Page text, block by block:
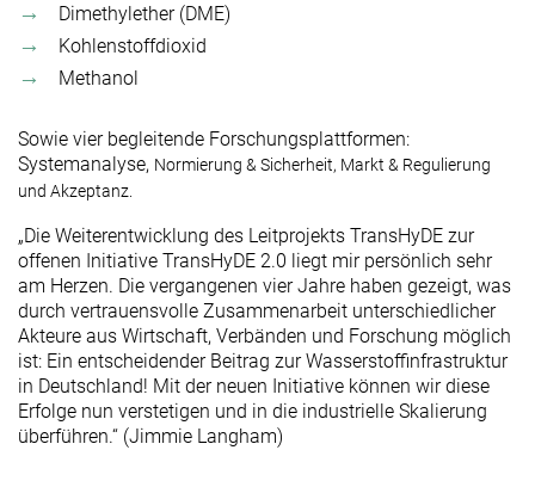
Dimethylether (DME)
Kohlenstoffdioxid
Methanol
Sowie vier begleitende Forschungsplattformen:
Systemanalyse, Normierung & Sicherheit, Markt & Regulierung
und Akzeptanz.
„Die Weiterentwicklung des Leitprojekts TransHyDE zur
offenen Initiative TransHyDE 2.0 liegt mir persönlich sehr
am Herzen. Die vergangenen vier Jahre haben gezeigt, was
durch vertrauensvolle Zusammenarbeit unterschiedlicher
Akteure aus Wirtschaft, Verbänden und Forschung möglich
ist: Ein entscheidender Beitrag zur Wasserstoffinfrastruktur
in Deutschland! Mit der neuen Initiative können wir diese
Erfolge nun verstetigen und in die industrielle Skalierung
überführen.“ (Jimmie Langham)